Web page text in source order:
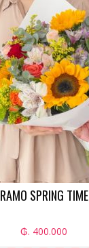
RAMO SPRING TIME
₲. 400.000